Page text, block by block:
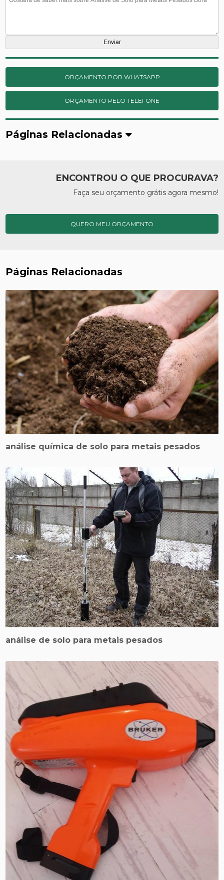
ORÇAMENTO POR WHATSAPP
ORÇAMENTO PELO TELEFONE
Páginas Relacionadas
ENCONTROU O QUE PROCURAVA?
Faça seu orçamento grátis agora mesmo!
QUERO MEU ORÇAMENTO
Páginas Relacionadas
análise química de solo para metais pesados
análise de solo para metais pesados